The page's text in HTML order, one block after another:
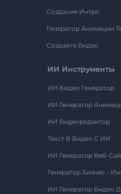
Создание Интро
Генератор Анимации
Создайте Видео
ИИ Инструменты
ИИ Видео Генератор
ИИ Генератор
ИИ Видеоредактор
Текст В Видео С ИИ
ИИ Генератор Веб-
Генератор Бизнес -
ИИ Генератор Видео